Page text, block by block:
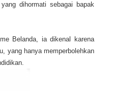
dihormati sebagai bapak
Belanda, ia dikenal karena
yang hanya memperbolehkan